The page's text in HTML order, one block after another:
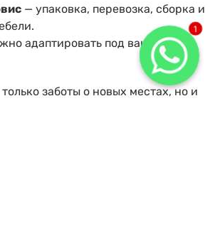
— упаковка, перевозка, сборка и
адаптировать под ваши
заботы о новых местах, но и
1